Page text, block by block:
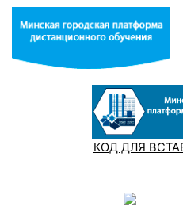
КОД ДЛЯ